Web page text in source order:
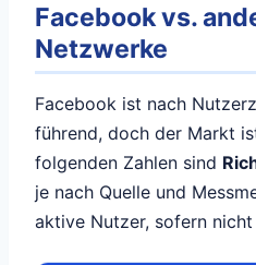
Facebook vs.
Netzwerke
Facebook ist nach
führend, doch der Markt
folgenden Zahlen sind
je nach Quelle und
aktive Nutzer, sofern